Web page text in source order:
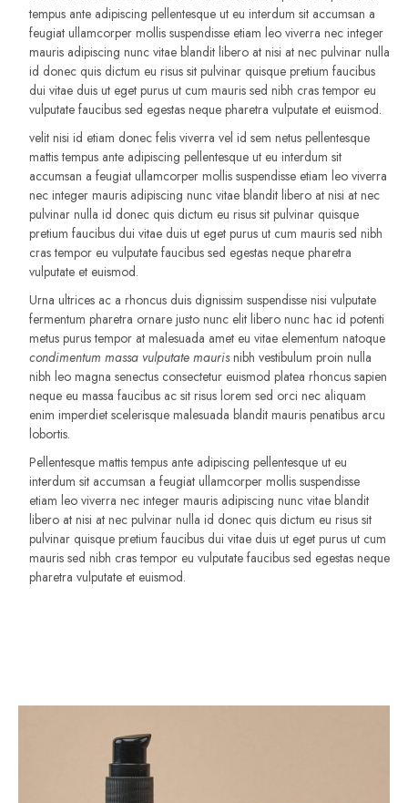
tempus ante adipiscing pellentesque ut eu interdum sit accumsan a
feugiat ullamcorper mollis suspendisse etiam leo viverra nec integer
mauris adipiscing nunc vitae blandit libero at nisi at nec pulvinar nulla
id donec quis dictum eu risus sit pulvinar quisque pretium faucibus
dui vitae duis ut eget purus ut cum mauris sed nibh cras tempor eu
vulputate faucibus sed egestas neque pharetra vulputate et euismod.
velit nisi id etiam donec felis viverra vel id sem netus pellentesque
mattis tempus ante adipiscing pellentesque ut eu interdum sit
accumsan a feugiat ullamcorper mollis suspendisse etiam leo viverra
nec integer mauris adipiscing nunc vitae blandit libero at nisi at nec
pulvinar nulla id donec quis dictum eu risus sit pulvinar quisque
pretium faucibus dui vitae duis ut eget purus ut cum mauris sed nibh
cras tempor eu vulputate faucibus sed egestas neque pharetra
vulputate et euismod.
Urna ultrices ac a rhoncus duis dignissim suspendisse nisi vulputate
fermentum pharetra ornare justo nunc elit libero nunc hac id potenti
metus purus tempor at malesuada amet eu vitae elementum natoque
condimentum massa vulputate maurisnibh vestibulum proin nulla
nibh leo magna senectus consectetur euismod platea rhoncus sapien
neque eu massa faucibus ac sit risus lorem sed orci nec aliquam
enim imperdiet scelerisque malesuada blandit mauris penatibus arcu
lobortis.
Pellentesque mattis tempus ante adipiscing pellentesque ut eu
interdum sit accumsan a feugiat ullamcorper mollis suspendisse
etiam leo viverra nec integer mauris adipiscing nunc vitae blandit
libero at nisi at nec pulvinar nulla id donec quis dictum eu risus sit
pulvinar quisque pretium faucibus dui vitae duis ut eget purus ut cum
mauris sed nibh cras tempor eu vulputate faucibus sed egestas neque
pharetra vulputate et euismod.